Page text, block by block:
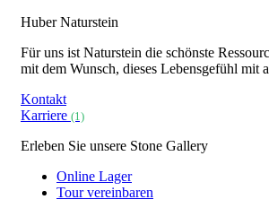
Huber Naturstein
Für uns ist Naturstein die schönste
mit dem Wunsch, dieses Lebensgefühl mit
Kontakt
Karriere (1)
Erleben Sie unsere Stone Gallery
Online Lager
Tour vereinbaren